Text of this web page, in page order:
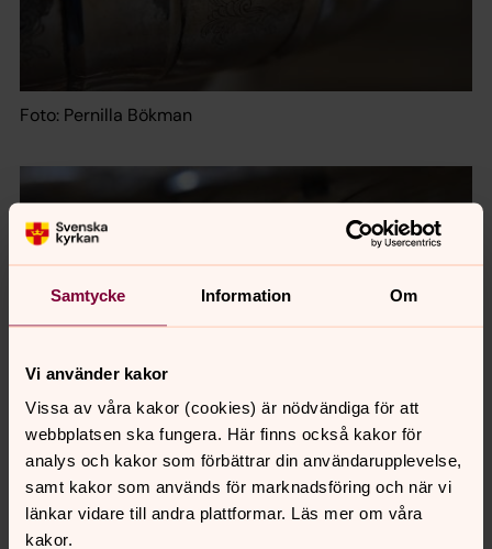
Samtycke Information Om
Vi använder kakor
Vissa av våra kakor (cookies) är nödvändiga för att
webbplatsen ska fungera. Här finns också kakor för
analys och kakor som förbättrar din användarupplevelse,
samt kakor som används för marknadsföring och när vi
länkar vidare till andra plattformar. Läs mer om våra
kakor.
Foto: Pernilla Bökman
Foto: Pernilla Bökman